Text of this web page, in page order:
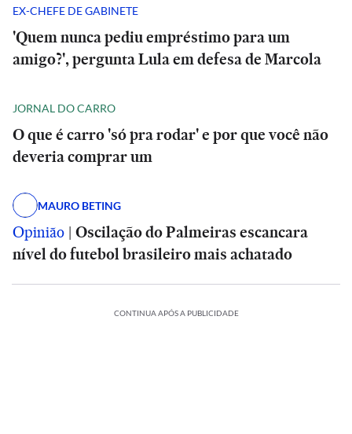
EX-CHEFE DE GABINETE
'Quem nunca pediu empréstimo para um
amigo?', pergunta Lula em defesa de Marcola
JORNAL DO CARRO
O que é carro 'só pra rodar' e por que você não
deveria comprar um
MAURO BETING
Opinião | Oscilação do Palmeiras escancara
nível do futebol brasileiro mais achatado
CONTINUA APÓS A PUBLICIDADE